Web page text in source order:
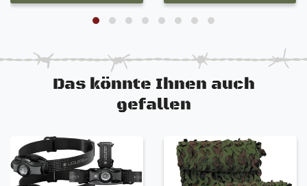
Das könnte Ihnen auch
gefallen